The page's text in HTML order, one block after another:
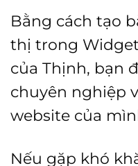
Bằng cách tạo
thị trong
của Thịnh, bạn
chuyên nghiệp
website của
Nếu gặp khó